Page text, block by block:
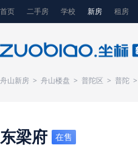
首页 二手房 学校 新房 租房
舟山新房 > 舟山楼盘 > 普陀区 > 普陀 >
东梁府 在售